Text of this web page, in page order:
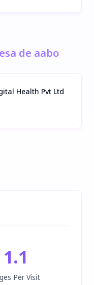
de aabo
Health Pvt Ltd
1.1
Per Visit